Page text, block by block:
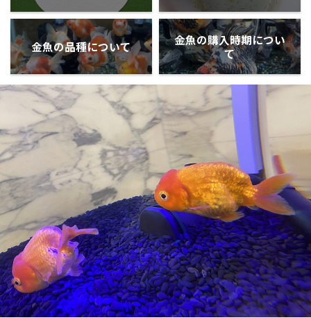
金魚の品種について
金魚の購入時期につい
て